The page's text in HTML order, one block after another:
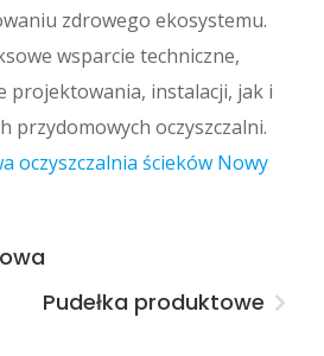
zdrowego ekosystemu.
wsparcie techniczne,
projektowania, instalacji, jak i
przydomowych oczyszczalni.
oczyszczalnia ścieków Nowy
Pudełka produktowe